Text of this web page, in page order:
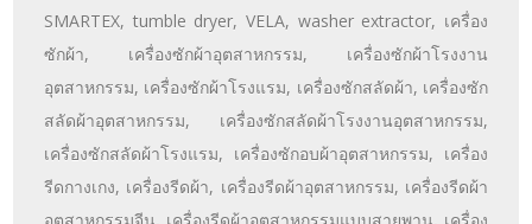
SMARTEX, tumble dryer,VELA, washer extractor, เครื่อง
ซักผ้า, เครื่องซักผ้าอุตสาหกรรม, เครื่องซักผ้าโรงงาน
อุตสาหกรรม, เครื่องซักผ้าโรงแรม, เครื่องซักสลัดผ้า, เครื่องซัก
สลัดผ้าอุตสาหกรรม, เครื่องซักสลัดผ้าโรงงานอุตสาหกรรม,
เครื่องซักสลัดผ้าโรงแรม, เครื่องซักอบผ้าอุตสาหกรรม, เครื่อง
รีดกางเกง, เครื่องรีดผ้า, เครื่องรีดผ้าอุตสาหกรรม, เครื่องรีดผ้า
อุตสาหกรรมจีน, เครื่องรีดผ้าอุตสาหกรรมแบบสายพาน, เครื่อง